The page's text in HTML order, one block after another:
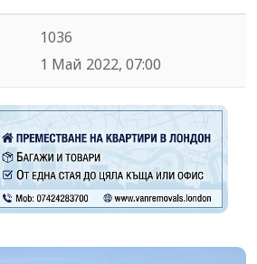
1036
1 Май 2022, 07:00